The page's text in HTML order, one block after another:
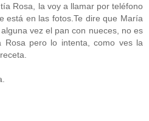
Rosa, la voy a llamar por teléfono
está en las fotos.Te dire que María
vez el pan con nueces, no es
pero lo intenta, como ves la